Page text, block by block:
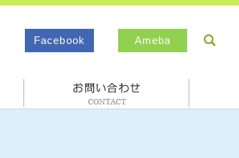
Facebook Ameba